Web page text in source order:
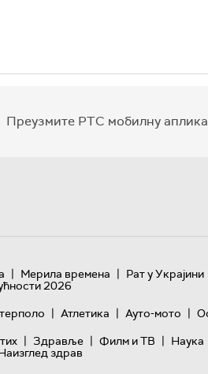
Преузмите РТС мобилну
| Мерила времена | Рат у Украјини
2026
| Атлетика | Ауто-мото |
| Здравље | Филм и ТВ | Наука
здрав